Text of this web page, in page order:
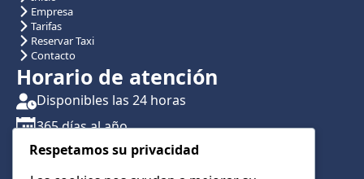
Empresa
Tarifas
Reservar Taxi
Contacto
Horario de atención
Disponibles las 24 horas
365 días al año
Traslados con reserva previa
Respetamos su privacidad